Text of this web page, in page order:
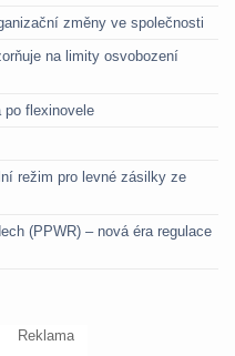
změny ve společnosti
na limity osvobození
po flexinovele
režim pro levné zásilky ze
(PPWR) – nová éra regulace